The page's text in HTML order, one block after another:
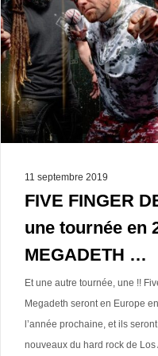
11 septembre 2019
FIVE FINGER
une tournée en
MEGADETH …
Et une autre tournée, une !!
Megadeth seront en Europe
l’année prochaine, et ils
nouveaux du hard rock de